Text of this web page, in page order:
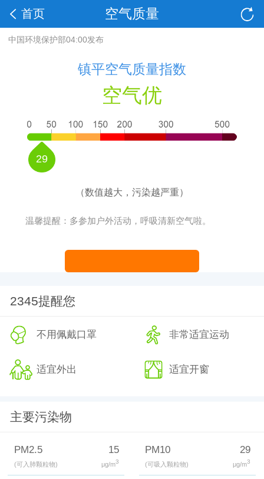
空气质量
首页
中国环境保护部04:00发布
镇平空气质量指数
空气优
29
（数值越大，污染越严重）
温馨提醒：多参加户外活动，呼吸清新空气啦。
2345提醒您
不用佩戴口罩 非常适宜运动
适宜外出 适宜开窗
主要污染物
PM2.5
(可入肺颗粒物)
15
μg/m3
PM10
(可吸入颗粒物)
29
μg/m3